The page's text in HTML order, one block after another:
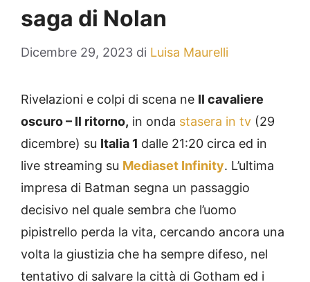
saga di Nolan
Dicembre 29, 2023 di Luisa Maurelli
Rivelazioni e colpi di scena ne Il cavaliere
oscuro – Il ritorno, in onda stasera in tv (29
dicembre) su Italia 1 dalle 21:20 circa ed in
live streaming su Mediaset Infinity. L’ultima
impresa di Batman segna un passaggio
decisivo nel quale sembra che l’uomo
pipistrello perda la vita, cercando ancora una
volta la giustizia che ha sempre difeso, nel
tentativo di salvare la città di Gotham ed i